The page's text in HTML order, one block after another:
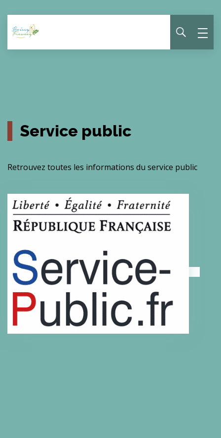
Service public
Retrouvez toutes les informations du service public